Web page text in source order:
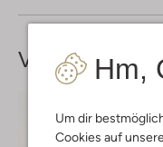
Hm,
Um dir
Cookies auf